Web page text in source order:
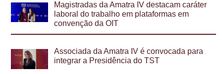
Magistradas da Amatra IV destacam caráter
laboral do trabalho em plataformas em
convenção da OIT
Associada da Amatra IV é convocada para
integrar a Presidência do TST